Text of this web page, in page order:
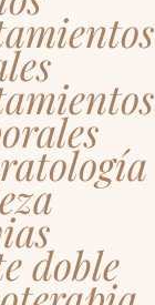
doble